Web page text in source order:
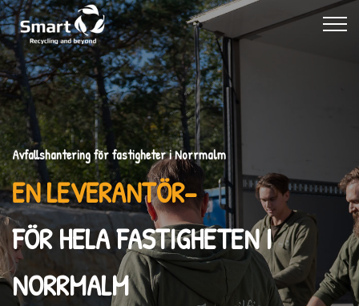
Avfallshantering för fastigheter i Norrmalm
EN LEVERANTÖR–
FÖR HELA FASTIGHETEN I
NORRMALM